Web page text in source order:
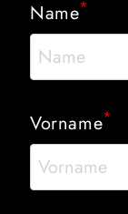
Name*
Vorname*